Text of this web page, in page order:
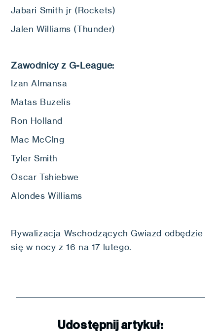
Jabari Smith jr (Rockets)
Jalen Williams (Thunder)
Zawodnicy z G-League:
Izan Almansa
Matas Buzelis
Ron Holland
Mac McClng
Tyler Smith
Oscar Tshiebwe
Alondes Williams
Rywalizacja Wschodzących Gwiazd odbędzie
się w nocy z 16 na 17 lutego.
Udostępnij artykuł: